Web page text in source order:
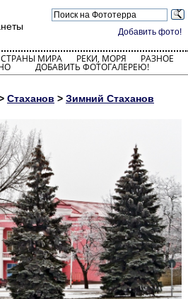
Добавить фото!
СТРАНЫ МИРА РЕКИ, МОРЯ РАЗНОЕ
ДОБАВИТЬ ФОТОГАЛЕРЕЮ!
Стаханов > Зимний Стаханов